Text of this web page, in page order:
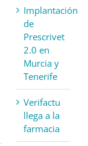
Implantación
de
Prescrivet
2.0 en
Murcia y
Tenerife
Verifactu
llega a la
farmacia